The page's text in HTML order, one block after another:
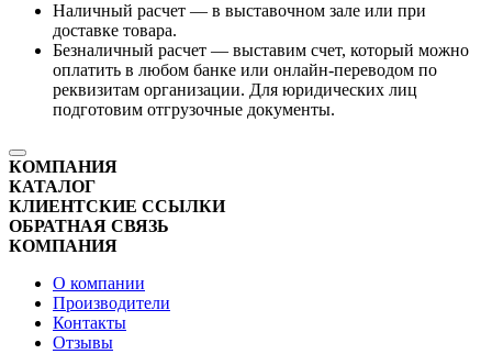
Наличный расчет — в выставочном зале или при
доставке товара.
Безналичный расчет — выставим счет, который можно
оплатить в любом банке или онлайн-переводом по
реквизитам организации. Для юридических лиц
подготовим отгрузочные документы.
КОМПАНИЯ
КАТАЛОГ
КЛИЕНТСКИЕ ССЫЛКИ
ОБРАТНАЯ СВЯЗЬ
КОМПАНИЯ
О компании
Производители
Контакты
Отзывы